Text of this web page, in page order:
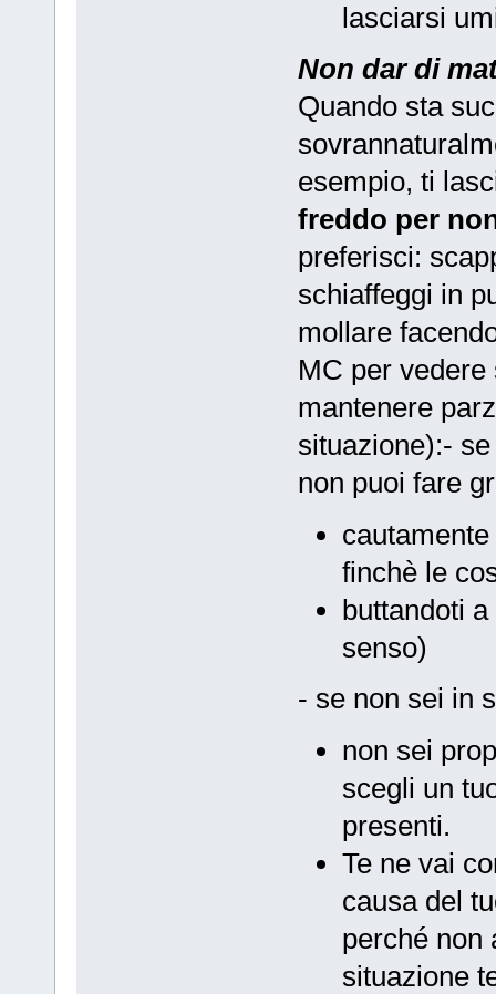
lasciarsi
Non dar di
Quando sta
esempio, ti
freddo per
preferisci:
schiaffeggi in
mollare
MC per
mantenere
situazione):-
non puoi fare
finchè le
buttandoti
senso)
- se non sei in
non sei
scegli un
presenti.
Te ne vai
causa del
perché non
situazione